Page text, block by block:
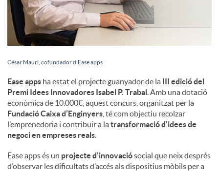
César Mauri, cofundador d’Ease apps
Ease apps ha estat el projecte guanyador de la III edició del
Premi Idees Innovadores Isabel P. Trabal. Amb una dotació
econòmica de 10.000€, aquest concurs, organitzat per la
Fundació Caixa d’Enginyers , té com objectiu recolzar
l’emprenedoria i contribuir a latransformació d’idees de
negoci en empreses reals.
Ease apps és un projecte d’innovaciósocial que neix després
d’observar les dificultats d’accés als dispositius mòbils per a